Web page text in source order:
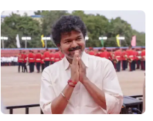
அரங்கேற்றுகிறார் முதலமைச்சர் -
திமுக ஐடி விங்..!!